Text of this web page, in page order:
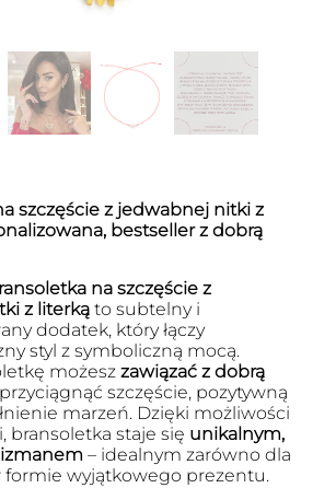
szczęście z jedwabnej nitki z
bestseller z dobrą
na szczęście z
z literkąto subtelny i
dodatek, który łączy
styl z symboliczną mocą.
możesz zawiązać z dobrą
szczęście, pozytywną
marzeń. Dzięki możliwości
bransoletka staje się unikalnym,
– idealnym zarówno dla
formie wyjątkowego prezentu.